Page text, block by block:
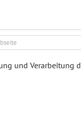
und Verarbeitung